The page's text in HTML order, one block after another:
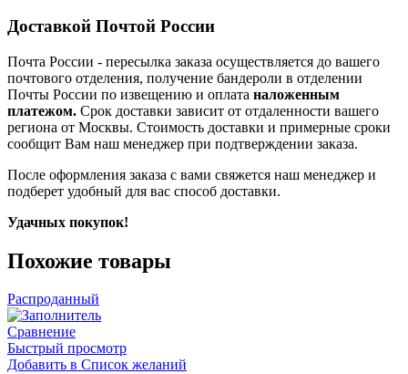
Доставкой Почтой России
Почта России - пересылка заказа осуществляется до вашего
почтового отделения, получение бандероли в отделении
Почты России по извещению и оплата наложенным
платежом. Срок доставки зависит от отдаленности вашего
региона от Москвы. Стоимость доставки и примерные сроки
сообщит Вам наш менеджер при подтверждении заказа.
После оформления заказа с вами свяжется наш менеджер и
подберет удобный для вас способ доставки.
Удачных покупок!
Похожие товары
Распроданный
Сравнение
Быстрый просмотр
Добавить в Список желаний